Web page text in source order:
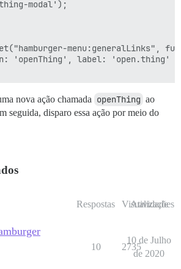
modal');
menu:generalLinks",
'openThing', label: 'open.thing'
nova ação chamada openThing ao
seguida, disparo essa ação por meio do
Respostas Visualizações
Atividade
10 2735
10 de Julho
de 2020